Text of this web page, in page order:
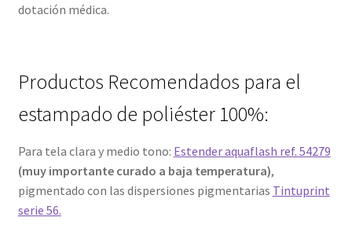
dotación médica.
Productos Recomendados para el
estampado de poliéster 100%:
Para tela clara y medio tono: Estender aquaflash ref. 54279
(muy importante curado a baja temperatura),
pigmentado con las dispersiones pigmentarias Tintuprint
serie 56.